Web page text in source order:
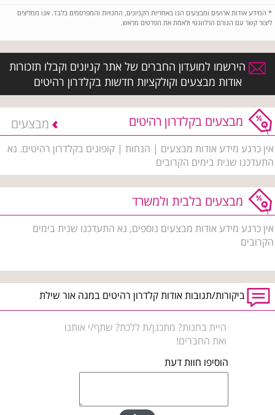
* המידע אודות ארועים ומבצעים הנו באחריות הקניונים, החנויות והמפרסמים בלבד. אנו ממליצים
ליצור קשר עם הגורם הרלוונטי ולאמת את הפרטים מראש.
הירשמו למועדון החברים של אתר קניונים וקבלו תזכורות
אודות מבצעים וקולקציות חדשות בקלדרון רהיטים
מבצעים בקלדרון רהיטים מבצעים
אין כרגע מידע אודות מבצעים | הנחות | קופונים בקלדרון רהיטים. נא
התעדכנו שנית בימים הקרובים
מבצעים בלבית ולמשרד
אין כרגע מידע אודות מבצעים נוספים, נא התעדכנו שנית בימים
הקרובים
ביקורות/תגובות אודות קלדרון רהיטים במגה אור שילת
היית בחנות? מתכנן/ת ללכת? שתף/י אותנו
ואת החברים!
הוסיפו חוות דעת